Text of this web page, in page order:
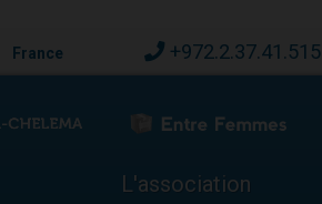
France +972.2.37.41.515
L'association